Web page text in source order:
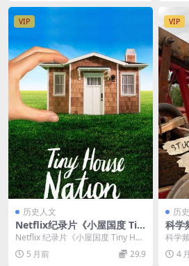
VIP
历史人文
Netflix纪录片《小屋国度 Tin
y House Nation 2019》全2
季共14集 英语中英双字 720
P/MP4/6.03G 微型生活方式
Netflix 纪录片《小屋国度 Tiny Hou
se Nation 2019》...
5 月前 29.9
VIP
历
科学
with
英语
科学
4